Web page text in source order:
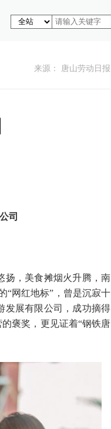
来源： 唐山劳动日报
司
扬，美食摊烟火升腾，南
网红地标”，曾是沉寂十
发展有限公司，成功摘得
褒奖，更见证着“钢铁唐